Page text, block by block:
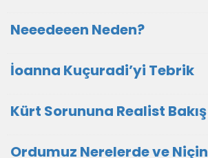
Neeedeeen Neden?
İoanna Kuçuradi’yi Tebrik
Kürt Sorununa Realist Bakış
Ordumuz Nerelerde ve Niçin